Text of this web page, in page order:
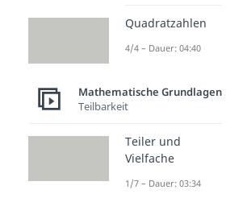
Quadratzahlen
4/4 – Dauer: 04:40
Mathematische Grundlagen
Teilbarkeit
Teiler und
Vielfache
1/7 – Dauer: 03:34